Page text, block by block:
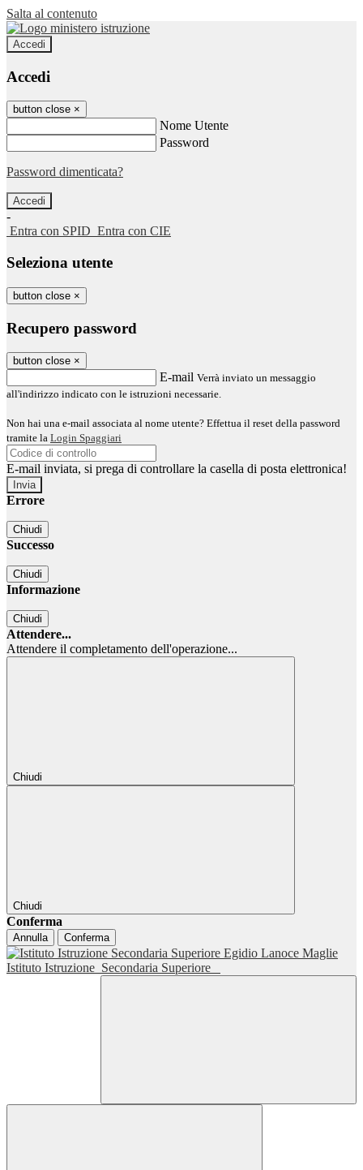
Salta al contenuto
Accedi
Accedi
button close ×
Nome Utente
Password
Password dimenticata?
-
Entra con SPID Entra con CIE
Seleziona utente
button close ×
Recupero password
button close ×
E-mail Verrà inviato un messaggio
all'indirizzo indicato con le istruzioni necessarie.
Non hai una e-mail associata al nome utente? Effettua il reset della password
tramite la Login Spaggiari
E-mail inviata, si prega di controllare la casella di posta elettronica!
Errore
Chiudi
Successo
Chiudi
Informazione
Chiudi
Attendere...
Attendere il completamento dell'operazione...
Chiudi
Chiudi
Conferma
Annulla Conferma
Istituto Istruzione Secondaria Superiore